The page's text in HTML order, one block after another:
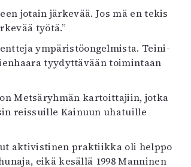
jotain järkevää. Jos mä en tekis
työtä.”
ympäristöongelmista. Teini-
tyydyttävään toimintaan
Metsäryhmän kartoittajiin, jotka
reissuille Kainuun uhatuille
aktivistinen praktiikka oli helppo
eikä kesällä 1998 Manninen